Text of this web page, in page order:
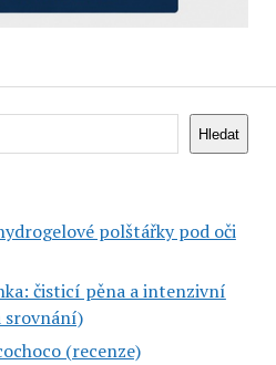
Hledat
polštářky pod oči
čisticí pěna a intenzivní
srovnání)
(recenze)